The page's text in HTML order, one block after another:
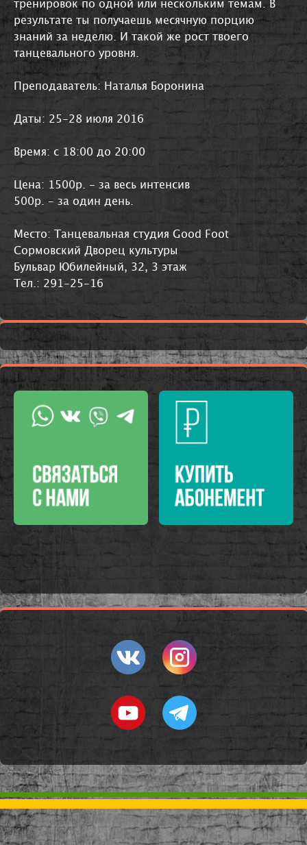
тренировок по одной или нескольким темам. В
результате ты получаешь месячную порцию
знаний за неделю. И такой же рост твоего
танцевального уровня.
Преподаватель: Наталья Боронина
Даты: 25-28 июля 2016
Время: с 18:00 до 20:00
Цена: 1500р. - за весь интенсив
500р. - за один день.
Место: Танцевальная студия Good Foot
Сормовский Дворец культуры
Бульвар Юбилейный, 32, 3 этаж
Тел.: 291-25-16